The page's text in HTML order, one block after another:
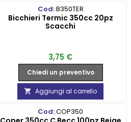
Cod:B350TER
Bicchieri Termic 350cc 20pz
Scacchi
Prezzo
3,75 €
Chiedi un preventivo
 Aggiungi al carrello
Cod:COP350